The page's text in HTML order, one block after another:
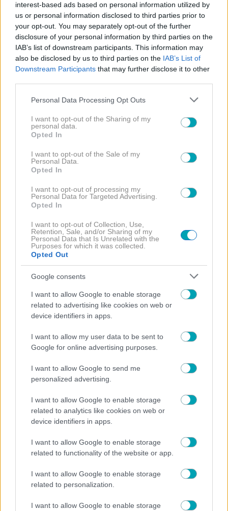
interest-based ads based on personal information utilized by
us or personal information disclosed to third parties prior to
your opt-out. You may separately opt-out of the further
disclosure of your personal information by third parties on the
IAB’s list of downstream participants. This information may
also be disclosed by us to third parties on the IAB’s List of
Downstream Participants that may further disclose it to other
Please note that this website/app uses one or more Google
not limited to your visit or usage behaviour. You may click to
grant or deny consent to Google and its third-party tags to
use your data for below specified purposes in below Google
consent section.
Personal Data Processing Opt Outs
I want to opt-out of the Sharing of my
personal data.
Opted In
I want to opt-out of the Sale of my
Personal Data.
Opted In
I want to opt-out of processing my
Personal Data for Targeted Advertising.
Opted In
I want to opt-out of Collection, Use,
Retention, Sale, and/or Sharing of my
Personal Data that Is Unrelated with the
Purposes for which it was collected.
Opted Out
Google consents
I want to allow Google to enable storage
related to advertising like cookies on web or
device identifiers in apps.
I want to allow my user data to be sent to
Google for online advertising purposes.
I want to allow Google to send me
personalized advertising.
I want to allow Google to enable storage
related to analytics like cookies on web or
device identifiers in apps.
I want to allow Google to enable storage
related to functionality of the website or app.
I want to allow Google to enable storage
related to personalization.
I want to allow Google to enable storage
Η δημοσίευση κοινοποιήθηκε από το χρήστη
Την ίδια ώρα, ο Ακύλας συνεχίζει να φιγουράρει ψηλά
στα στοιχήματα της Eurovision 2026, με το «Ferto» να
θεωρείται ένα από τα μεγάλα φαβορί. Η ελληνική
συμμετοχή θα εμφανιστεί τέταρτη στον πρώτο
για τον μεγάλο τελικό.
Αλεξάντερ Ρίμπακ
ΔΙΑΒΑΣΤΕ
ΠΕΡΙΣΣΟΤΕΡΑ
HOLLYWOOD, MEDIA NEWS,NEWS
απολαμβάνουν τις διακοπές τους στη Μύκονο